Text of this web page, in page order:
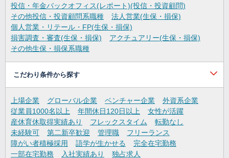
投信・年金バックオフィス(レポート)(投信・投資顧問)
その他投信・投資顧問系職種
法人営業(生保・損保)
個人営業・リテール・FP(生保・損保)
損害調査・審査(生保・損保)
アクチュアリー(生保・損保)
その他生保・損保系職種
こだわり条件から探す
上場企業 グローバル企業 ベンチャー企業
外資系企業
従業員1000名以上
年間休日120日以上
女性が活躍
産休育休取得実績あり
フレックスタイム
転勤なし
未経験可
第二新卒歓迎 管理職
フリーランス
障がい者積極採用
語学が生かせる
完全在宅勤務
一部在宅勤務
入社実績あり 独占求人